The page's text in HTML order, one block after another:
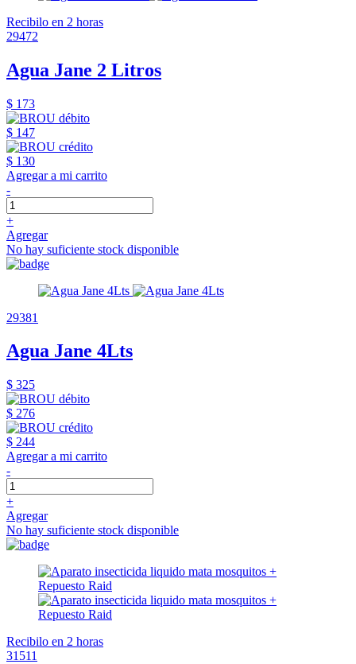
Recibilo en 2 horas
29472
Agua Jane 2 Litros
$ 173
$ 147
$ 130
Agregar a mi carrito
-
+
Agregar
No hay suficiente stock disponible
29381
Agua Jane 4Lts
$ 325
$ 276
$ 244
Agregar a mi carrito
-
+
Agregar
No hay suficiente stock disponible
Recibilo en 2 horas
31511